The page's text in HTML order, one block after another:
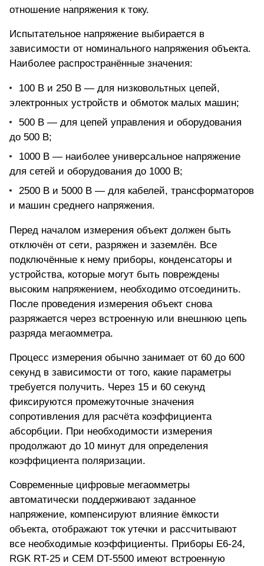
отношение напряжения к току.
Испытательное напряжение выбирается в
зависимости от номинального напряжения объекта.
Наиболее распространённые значения:
100 В и 250 В — для низковольтных цепей,
электронных устройств и обмоток малых машин;
500 В — для цепей управления и оборудования
до 500 В;
1000 В — наиболее универсальное напряжение
для сетей и оборудования до 1000 В;
2500 В и 5000 В — для кабелей, трансформаторов
и машин среднего напряжения.
Перед началом измерения объект должен быть
отключён от сети, разряжен и заземлён. Все
подключённые к нему приборы, конденсаторы и
устройства, которые могут быть повреждены
высоким напряжением, необходимо отсоединить.
После проведения измерения объект снова
разряжается через встроенную или внешнюю цепь
разряда мегаомметра.
Процесс измерения обычно занимает от 60 до 600
секунд в зависимости от того, какие параметры
требуется получить. Через 15 и 60 секунд
фиксируются промежуточные значения
сопротивления для расчёта коэффициента
абсорбции. При необходимости измерения
продолжают до 10 минут для определения
коэффициента поляризации.
Современные цифровые мегаомметры
автоматически поддерживают заданное
напряжение, компенсируют влияние ёмкости
объекта, отображают ток утечки и рассчитывают
все необходимые коэффициенты. Приборы Е6-24,
RGK RT-25 и CEM DT-5500 имеют встроенную